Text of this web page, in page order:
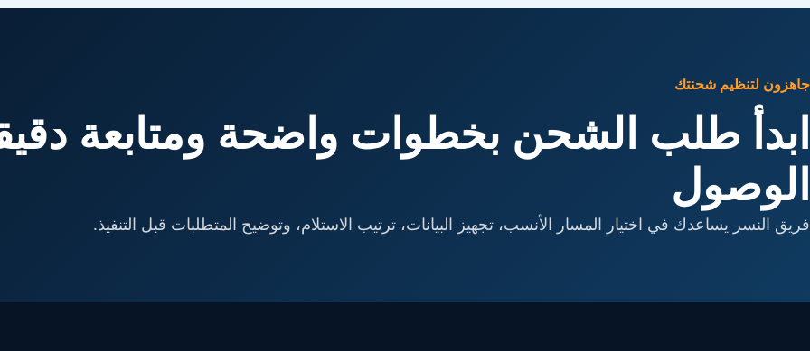
جاهزون لتنظيم شحنتك
ابدأ طلب الشحن بخطوات واضحة ومتابعة
الوصول
فريق النسر يساعدك في اختيار المسار الأنسب، تجهيز البيانات، ترتيب الاستلام، وتوضيح المتطلبات قبل التنفيذ.